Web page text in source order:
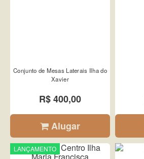
Conjunto de Mesas Laterais Ilha do
Xavier
R$ 400,00
Alugar
LANÇAMENTO